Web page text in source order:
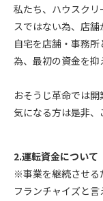
私たち、ハウスク
スではない為、店舗
自宅を店舗・事務
為、最初の資金を抑
おそうじ革命では
気になる方は是非
2.運転資金について
※事業を継続させる
フランチャイズと